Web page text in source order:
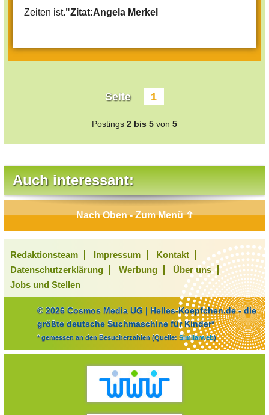
Zeiten ist."Zitat:Angela Merkel
Seite 1
Postings 2 bis 5 von 5
Auch interessant:
Nach Oben - Zum Menü ⇧
Redaktionsteam Impressum
Kontakt
Datenschutzerklärung
Werbung
Über uns
Jobs und Stellen
© 2026 Cosmos Media UG | Helles-Koepfchen.de - die
größte deutsche Suchmaschine für Kinder*
* gemessen an den Besucherzahlen (Quelle: Similarweb)